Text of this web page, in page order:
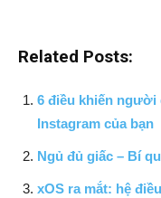
Related Posts:
6 điều khiến người
Instagram của bạn
Ngủ đủ giấc – Bí
xOS ra mắt: hệ